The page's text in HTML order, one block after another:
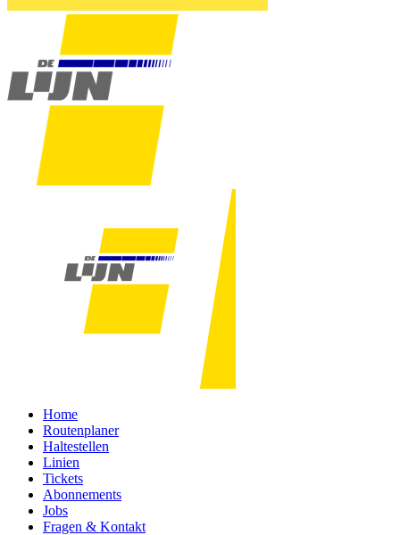
Home
Routenplaner
Haltestellen
Linien
Tickets
Abonnements
Jobs
Fragen & Kontakt